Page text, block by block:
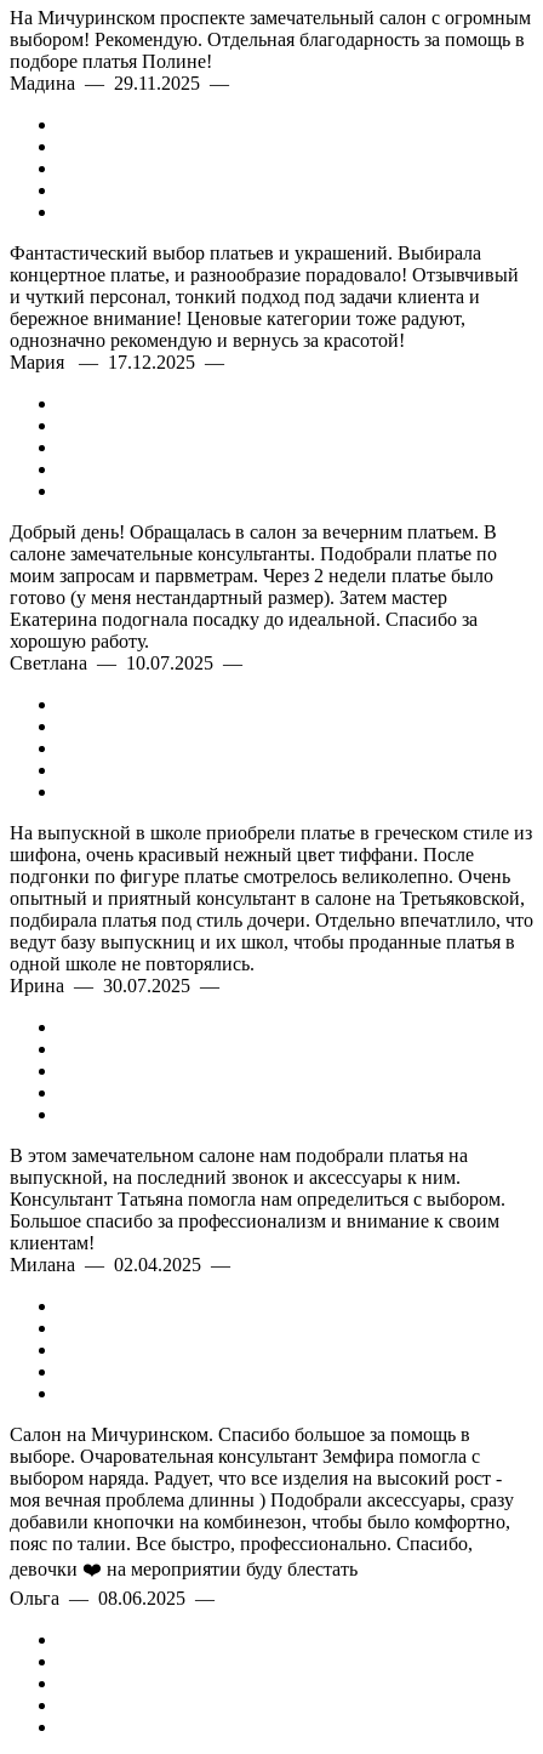
На Мичуринском проспекте замечательный салон с огромным
выбором! Рекомендую. Отдельная благодарность за помощь в
подборе платья Полине!
Мадина — 29.11.2025 —
Фантастический выбор платьев и украшений. Выбирала
концертное платье, и разнообразие порадовало! Отзывчивый
и чуткий персонал, тонкий подход под задачи клиента и
бережное внимание! Ценовые категории тоже радуют,
однозначно рекомендую и вернусь за красотой!
Мария — 17.12.2025 —
Добрый день! Обращалась в салон за вечерним платьем. В
салоне замечательные консультанты. Подобрали платье по
моим запросам и парвметрам. Через 2 недели платье было
готово (у меня нестандартный размер). Затем мастер
Екатерина подогнала посадку до идеальной. Спасибо за
хорошую работу.
Светлана — 10.07.2025 —
На выпускной в школе приобрели платье в греческом стиле из
шифона, очень красивый нежный цвет тиффани. После
подгонки по фигуре платье смотрелось великолепно. Очень
опытный и приятный консультант в салоне на Третьяковской,
подбирала платья под стиль дочери. Отдельно впечатлило, что
ведут базу выпускниц и их школ, чтобы проданные платья в
одной школе не повторялись.
Ирина — 30.07.2025 —
В этом замечательном салоне нам подобрали платья на
выпускной, на последний звонок и аксессуары к ним.
Консультант Татьяна помогла нам определиться с выбором.
Большое спасибо за профессионализм и внимание к своим
клиентам!
Милана — 02.04.2025 —
Салон на Мичуринском. Спасибо большое за помощь в
выборе. Очаровательная консультант Земфира помогла с
выбором наряда. Радует, что все изделия на высокий рост -
моя вечная проблема длинны ) Подобрали аксессуары, сразу
добавили кнопочки на комбинезон, чтобы было комфортно,
пояс по талии. Все быстро, профессионально. Спасибо,
девочки ❤️ на мероприятии буду блестать
Ольга — 08.06.2025 —